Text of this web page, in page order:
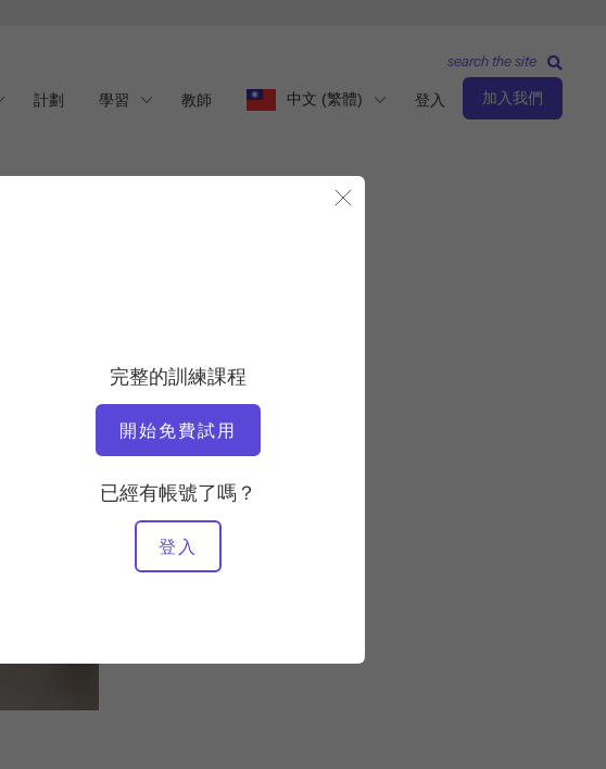
計劃 學習 教師 中文 (繁體) 登入 加入我們
search the site
完整的訓練課程
開始免費試用
已經有帳號了嗎？
登入
蘿莉·科爾曼-布朗
視訊時間
所需設備
馬特